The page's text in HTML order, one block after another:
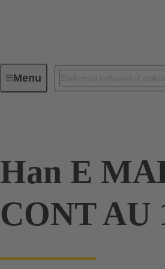
MenuIndustriële connectoren/Han®
Han E
CONT AU